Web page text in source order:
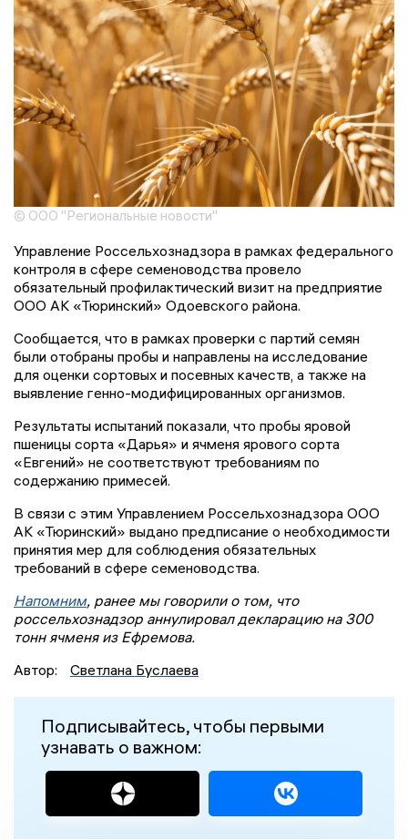
© ООО "Региональные новости"
Управление Россельхознадзора в рамках федерального
контроля в сфере семеноводства провело
обязательный профилактический визит на предприятие
ООО АК «Тюринский» Одоевского района.
Сообщается, что в рамках проверки с партий семян
были отобраны пробы и направлены на исследование
для оценки сортовых и посевных качеств, а также на
выявление генно-модифицированных организмов.
Результаты испытаний показали, что пробы яровой
пшеницы сорта «Дарья» и ячменя ярового сорта
«Евгений» не соответствуют требованиям по
содержанию примесей.
В связи с этим Управлением Россельхознадзора ООО
АК «Тюринский» выдано предписание о необходимости
принятия мер для соблюдения обязательных
требований в сфере семеноводства.
Напомним, ранее мы говорили о том, что
россельхознадзор аннулировал декларацию на 300
тонн ячменя из Ефремова.
Автор:
Светлана Буслаева
Подписывайтесь, чтобы первыми
узнавать о важном: